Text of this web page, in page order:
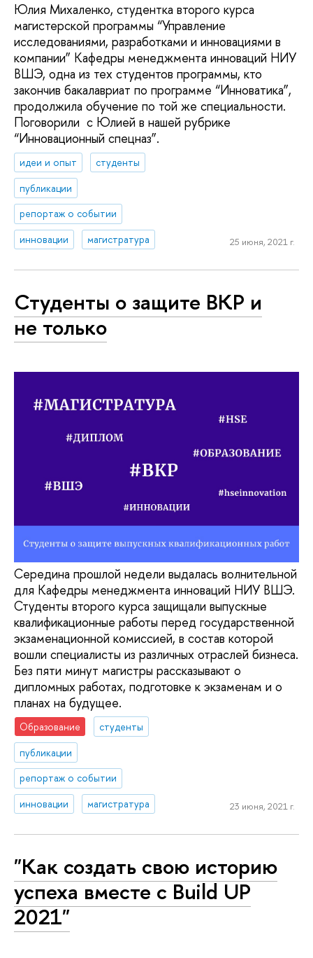
Юлия Михаленко, студентка второго курса
магистерской программы “Управление
исследованиями, разработками и инновациями в
компании” Кафедры менеджмента инноваций НИУ
ВШЭ, одна из тех студентов программы, кто
закончив бакалавриат по программе “Инноватика”,
продолжила обучение по той же специальности.
Поговорили с Юлией в нашей рубрике
“Инновационный спецназ”.
идеи и опыт
студенты
публикации
репортаж о событии
инновации
магистратура 25 июня, 2021 г.
Студенты о защите ВКР и
не только
Середина прошлой недели выдалась волнительной
для Кафедры менеджмента инноваций НИУ ВШЭ.
Студенты второго курса защищали выпускные
квалификационные работы перед государственной
экзаменационной комиссией, в состав которой
вошли специалисты из различных отраслей бизнеса.
Без пяти минут магистры рассказывают о
дипломных работах, подготовке к экзаменам и о
планах на будущее.
Образование
студенты
публикации
репортаж о событии
инновации
магистратура 23 июня, 2021 г.
"Как создать свою историю
успеха вместе с Build UP
2021"